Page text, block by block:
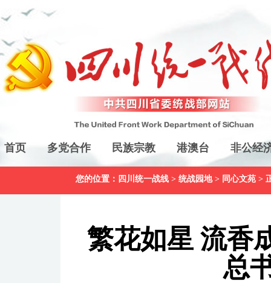
首页 多党合作 民族宗教 港澳台 非公经
您的位置： 四川统一战线 > 统战园地> 同心文苑 >
繁花如星 流香
总